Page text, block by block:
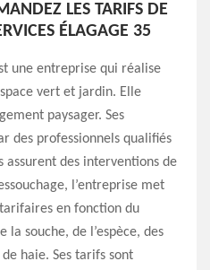
LES TARIFS DE
ÉLAGAGE 35
une entreprise qui réalise
vert et jardin. Elle
paysager. Ses
des professionnels qualifiés
assurent des interventions de
l’entreprise met
en fonction du
souche, de l’espèce, des
haie. Ses tarifs sont